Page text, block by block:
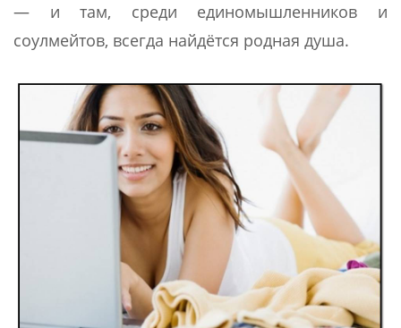
— и там, среди единомышленников и
соулмейтов, всегда найдётся родная душа.